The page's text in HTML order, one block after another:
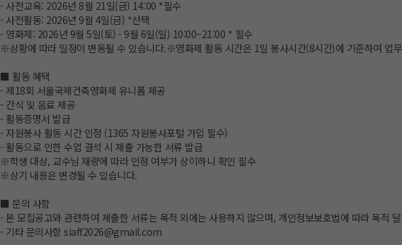
- 사전교육: 2026년 8월 21일(금) 14:00 *필수
- 사전활동: 2026년 9월 4일(금) *선택
- 영화제: 2026년 9월 5일(토) - 9월 6일(일) 10:00~21:00 * 필수
※상황에 따라 일정이 변동될 수 있습니다.※영화제 활동 시간은 1일 봉사시간(8시간)에 기준하여 업
■ 활동 혜택
- 제18회 서울국제건축영화제 유니폼 제공
- 간식 및 음료 제공
- 활동증명서 발급
- 자원봉사 활동 시간 인정 (1365 자원봉사포털 가입 필수)
- 활동으로 인한 수업 결석 시 제출 가능한 서류 발급
※학생 대상, 교수님 재량에 따라 인정 여부가 상이하니 확인 필수
※상기 내용은 변경될 수 있습니다.
■ 문의 사항
- 본 모집공고와 관련하여 제출한 서류는 목적 외에는 사용하지 않으며, 개인정보보호법에 따라 목적
- 기타 문의사항 siaff2026@gmail.com